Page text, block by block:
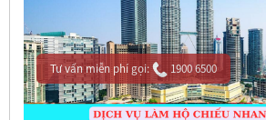
Tư vấn miễn phí gọi: 1900 6500